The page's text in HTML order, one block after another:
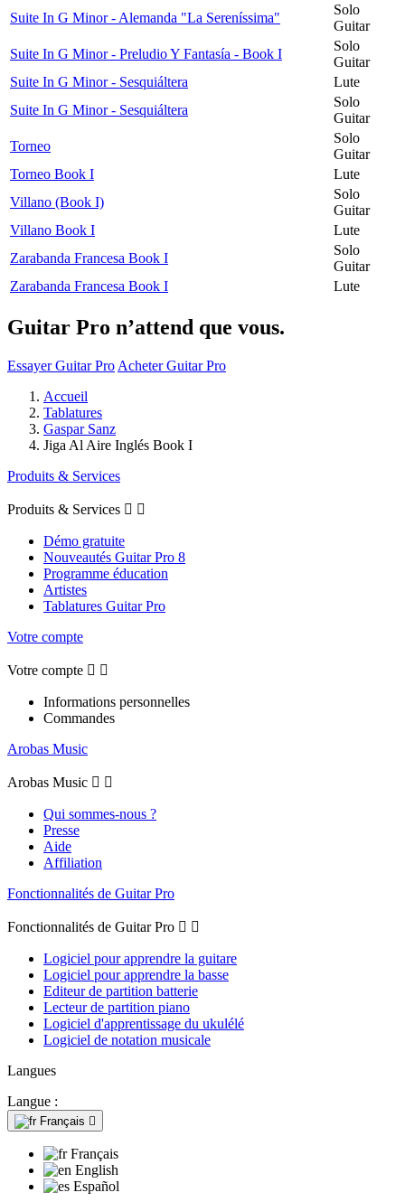
Suite In G Minor - Alemanda "La Sereníssima"
Solo
Guitar
Suite In G Minor - Preludio Y Fantasía - Book I
Solo
Guitar
Suite In G Minor - Sesquiáltera
Lute
Suite In G Minor - Sesquiáltera
Solo
Guitar
Torneo
Solo
Guitar
Torneo Book I
Lute
Villano (Book I)
Solo
Guitar
Villano Book I
Lute
Zarabanda Francesa Book I
Solo
Guitar
Zarabanda Francesa Book I
Lute
Guitar Pro n’attend que vous.
Essayer Guitar Pro Acheter Guitar Pro
Accueil
Tablatures
Gaspar Sanz
Jiga Al Aire Inglés Book I
Produits & Services
Produits & Services  
Démo gratuite
Nouveautés Guitar Pro 8
Programme éducation
Artistes
Tablatures Guitar Pro
Votre compte
Votre compte  
Informations personnelles
Commandes
Arobas Music
Arobas Music  
Qui sommes-nous ?
Presse
Aide
Affiliation
Fonctionnalités de Guitar Pro
Fonctionnalités de Guitar Pro  
Logiciel pour apprendre la guitare
Logiciel pour apprendre la basse
Editeur de partition batterie
Lecteur de partition piano
Logiciel d'apprentissage du ukulélé
Logiciel de notation musicale
Langues
Langue :
Français 
Français
English
Español